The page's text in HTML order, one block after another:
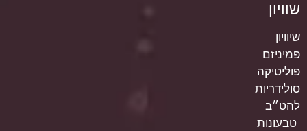
שוויון
שיוויון
פמיניזם
פוליטיקה
סולידריות
להט״ב
טבעונות